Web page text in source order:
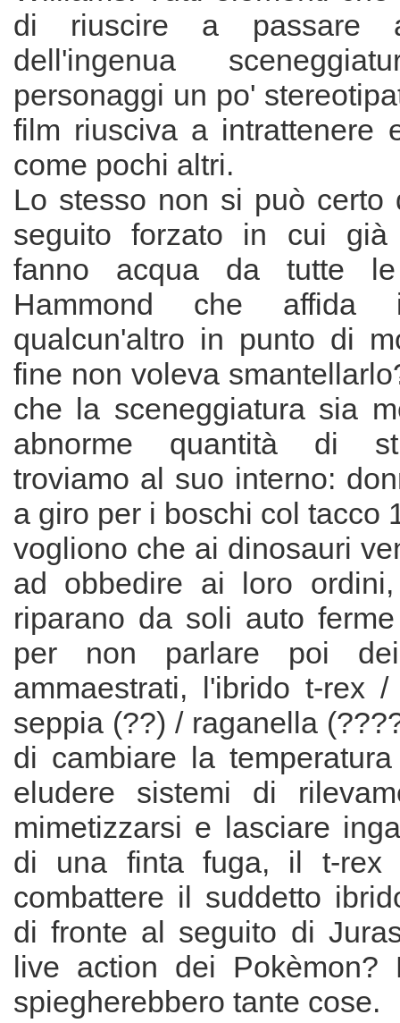
di riuscire a passare
dell'ingenua
personaggi un po'
film riusciva a intrattenere
come pochi altri.
Lo stesso non si può certo
seguito forzato in cui già
fanno acqua da tutte
Hammond che
qualcun'altro in punto di
fine non voleva
che la sceneggiatura sia
abnorme quantità di
troviamo al suo interno:
a giro per i boschi col tacco
vogliono che ai dinosauri
ad obbedire ai loro
riparano da soli auto
per non parlare poi dei
ammaestrati, l'ibrido t-rex
seppia (??) / raganella
di cambiare la
eludere sistemi di
mimetizzarsi e lasciare
di una finta fuga, il t-rex
combattere il suddetto
di fronte al seguito di
live action dei Pokèmon?
spiegherebbero tante cose.